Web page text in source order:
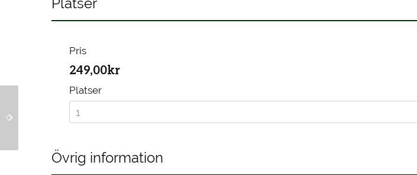
Pris
249,00kr
Platser
Övrig information
Swedish Fika & FarmSwedish Fika & Farm
Experience –